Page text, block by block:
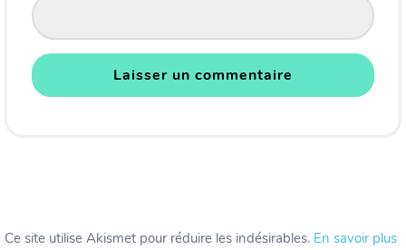
Ce site utilise Akismet pour réduire les indésirables. En savoir plus